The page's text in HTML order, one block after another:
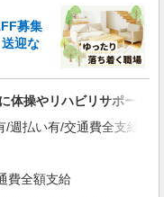
＜日払い有/週払い有/交
む)＞
募集
迎な
体操やリハビリサポート等
払い有/交通費全支給(ガ
費全額支給